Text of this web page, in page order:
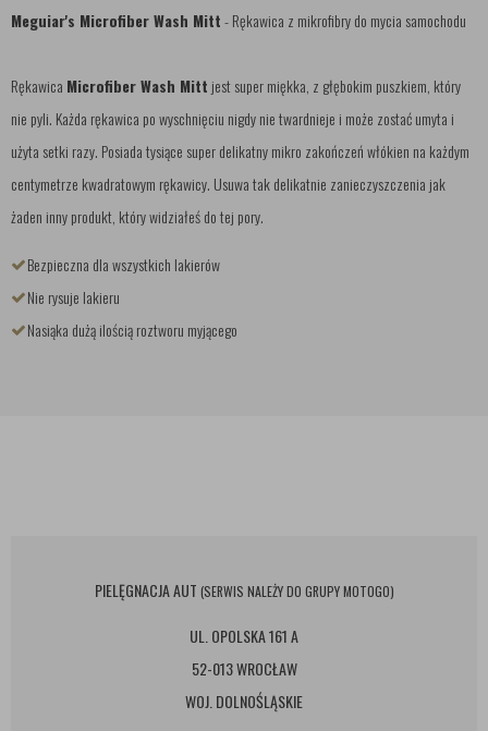
Meguiar's Microfiber Wash Mitt- Rękawica z mikrofibry do mycia samochodu
Rękawica Microfiber Wash Mitt jest super miękka, z głębokim puszkiem, który
nie pyli. Każda rękawica po wyschnięciu nigdy nie twardnieje i może zostać umyta i
użyta setki razy. Posiada tysiące super delikatny mikro zakończeń włókien na każdym
centymetrze kwadratowym rękawicy. Usuwa tak delikatnie zanieczyszczenia jak
żaden inny produkt, który widziałeś do tej pory.
Bezpieczna dla wszystkich lakierów
Nie rysuje lakieru
Nasiąka dużą ilością roztworu myjącego
PIELĘGNACJA AUT (SERWIS NALEŻY DO GRUPY MOTOGO)
UL. OPOLSKA 161 A
52-013 WROCŁAW
WOJ. DOLNOŚLĄSKIE